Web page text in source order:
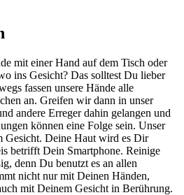
mit einer Hand auf dem Tisch oder
ins Gesicht? Das solltest Du lieber
fassen unsere Hände alle
an. Greifen wir dann in unser
andere Erreger dahin gelangen und
können eine Folge sein. Unser
Gesicht. Deine Haut wird es Dir
betrifft Dein Smartphone. Reinige
denn Du benutzt es an allen
nicht nur mit Deinen Händen,
mit Deinem Gesicht in Berührung.